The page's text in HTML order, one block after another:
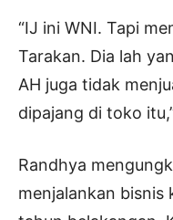
“IJ ini WNI. Tapi
Tarakan. Dia lah
AH juga tidak
dipajang di toko
Randhya
menjalankan bisnis